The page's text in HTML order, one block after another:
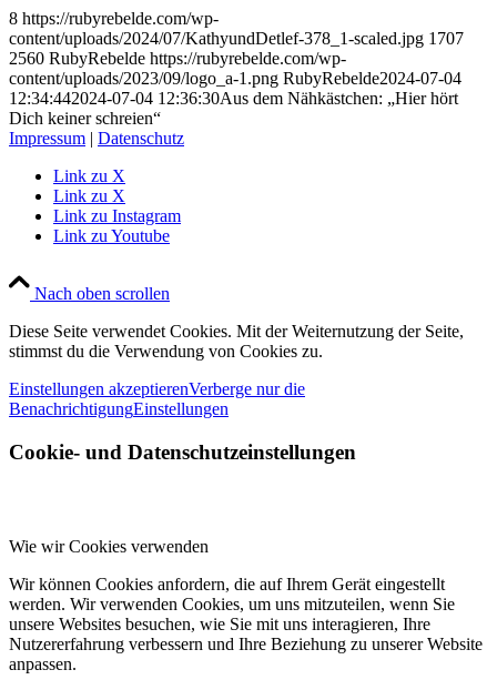
8 https://rubyrebelde.com/wp-
content/uploads/2024/07/KathyundDetlef-378_1-scaled.jpg 1707
2560 RubyRebelde https://rubyrebelde.com/wp-
content/uploads/2023/09/logo_a-1.png RubyRebelde2024-07-04
12:34:442024-07-04 12:36:30Aus dem Nähkästchen: „Hier hört
Dich keiner schreien“
Impressum | Datenschutz
Link zu X
Link zu X
Link zu Instagram
Link zu Youtube
Nach oben scrollen
Diese Seite verwendet Cookies. Mit der Weiternutzung der Seite,
stimmst du die Verwendung von Cookies zu.
Einstellungen akzeptierenVerberge nur die
BenachrichtigungEinstellungen
Cookie- und Datenschutzeinstellungen
Wie wir Cookies verwenden
Wir können Cookies anfordern, die auf Ihrem Gerät eingestellt
werden. Wir verwenden Cookies, um uns mitzuteilen, wenn Sie
unsere Websites besuchen, wie Sie mit uns interagieren, Ihre
Nutzererfahrung verbessern und Ihre Beziehung zu unserer Website
anpassen.